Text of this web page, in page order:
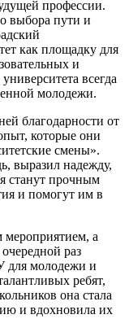
профессии.
выбора пути и
как площадку для
и
всегда
молодежи.
благодарности от
которые они
смены».
выразил надежду,
станут прочным
и помогут им в
мероприятием, а
раз
для молодежи и
ребят,
она стала
и вдохновила их